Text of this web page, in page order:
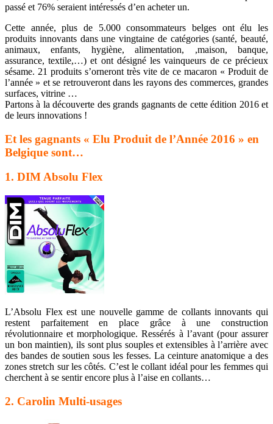
passé et 76% seraient intéressés d’en acheter un.
Cette année, plus de 5.000 consommateurs belges ont élu les
produits innovants dans une vingtaine de catégories (santé, beauté,
animaux, enfants, hygiène, alimentation, ,maison, banque,
assurance, textile,…) et ont désigné les vainqueurs de ce précieux
sésame. 21 produits s’orneront très vite de ce macaron « Produit de
l’année » et se retrouveront dans les rayons des commerces, grandes
surfaces, vitrine …
Partons à la découverte des grands gagnants de cette édition 2016 et
de leurs innovations !
Et les gagnants « Elu Produit de l’Année 2016 » en
Belgique sont…
1. DIM Absolu Flex
L’Absolu Flex est une nouvelle gamme de collants innovants qui
restent parfaitement en place grâce à une construction
révolutionnaire et morphologique. Ressérés à l’avant (pour assurer
un bon maintien), ils sont plus souples et extensibles à l’arrière avec
des bandes de soutien sous les fesses. La ceinture anatomique a des
zones stretch sur les côtés. C’est le collant idéal pour les femmes qui
cherchent à se sentir encore plus à l’aise en collants…
2. Carolin Multi-usages